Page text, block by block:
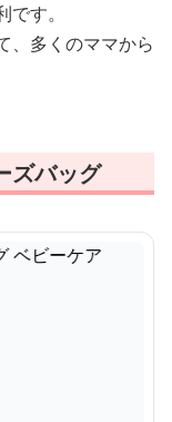
す。
、多くのママから
ズバッグ